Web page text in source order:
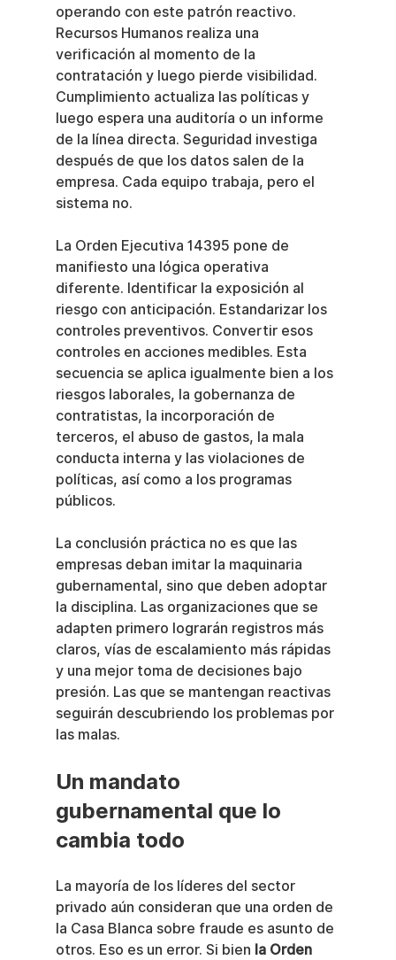
operando con este patrón reactivo.
Recursos Humanos realiza una
verificación al momento de la
contratación y luego pierde visibilidad.
Cumplimiento actualiza las políticas y
luego espera una auditoría o un informe
de la línea directa. Seguridad investiga
después de que los datos salen de la
empresa. Cada equipo trabaja, pero el
sistema no.
La Orden Ejecutiva 14395 pone de
manifiesto una lógica operativa
diferente. Identificar la exposición al
riesgo con anticipación. Estandarizar los
controles preventivos. Convertir esos
controles en acciones medibles. Esta
secuencia se aplica igualmente bien a los
riesgos laborales, la gobernanza de
contratistas, la incorporación de
terceros, el abuso de gastos, la mala
conducta interna y las violaciones de
políticas, así como a los programas
públicos.
La conclusión práctica no es que las
empresas deban imitar la maquinaria
gubernamental, sino que deben adoptar
la disciplina. Las organizaciones que se
adapten primero lograrán registros más
claros, vías de escalamiento más rápidas
y una mejor toma de decisiones bajo
presión. Las que se mantengan reactivas
seguirán descubriendo los problemas por
las malas.
Un mandato
gubernamental que lo
cambia todo
La mayoría de los líderes del sector
privado aún consideran que una orden de
la Casa Blanca sobre fraude es asunto de
otros. Eso es un error. Si bien la Orden